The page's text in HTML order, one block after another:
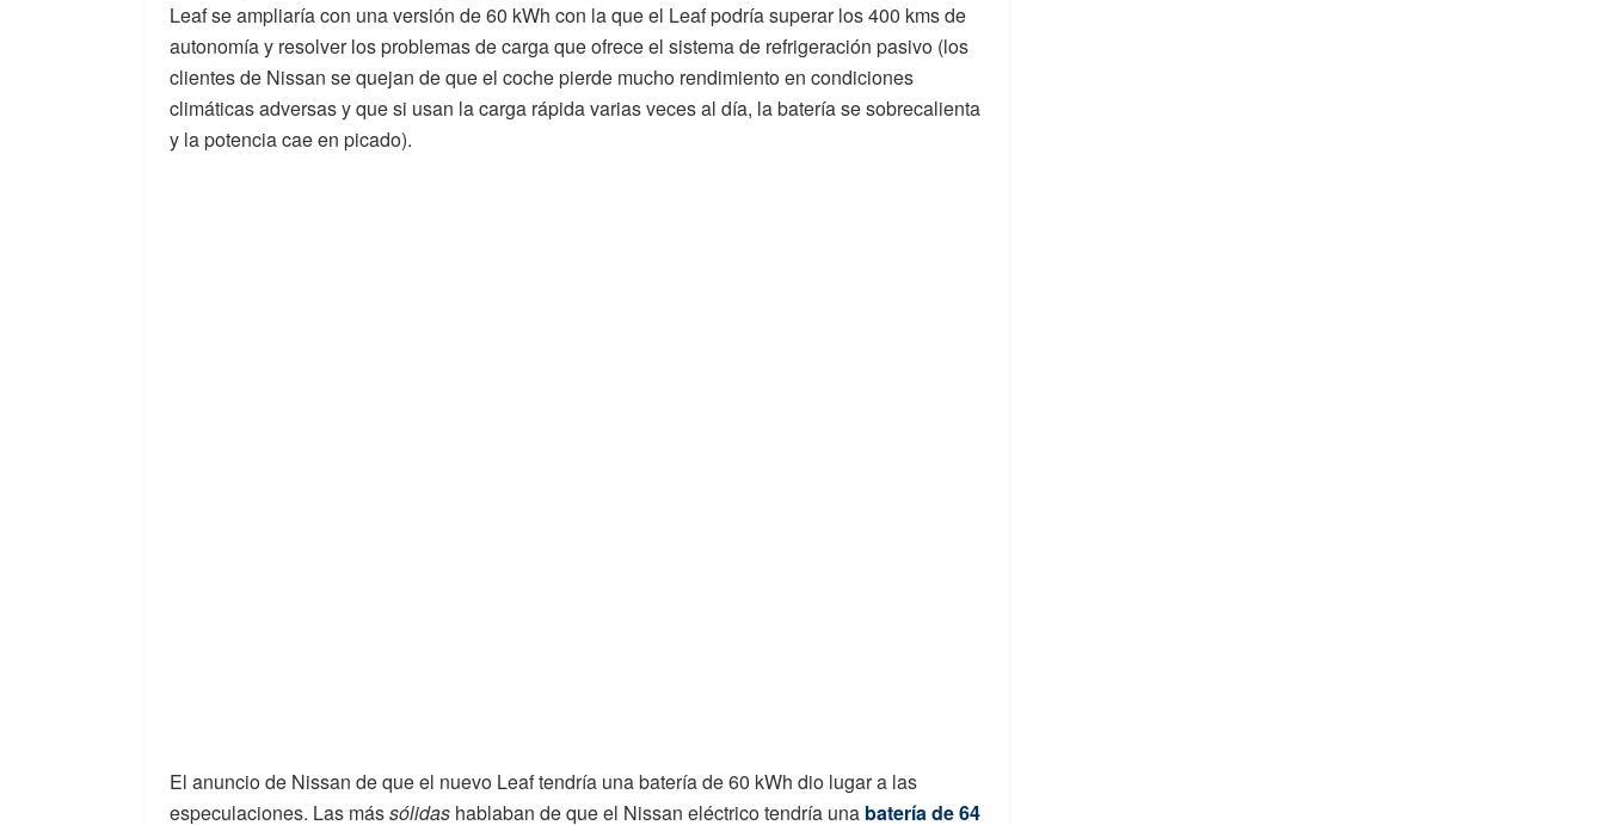
Leaf se ampliaría con una versión de 60 kWh con la que el Leaf podría superar los 400 kms de
autonomía y resolver los problemas de carga que ofrece el sistema de refrigeración pasivo (los
clientes de Nissan se quejan de que el coche pierde mucho rendimiento en condiciones
climáticas adversas y que si usan la carga rápida varias veces al día, la batería se sobrecalienta
y la potencia cae en picado).
El anuncio de Nissan de que el nuevo Leaf tendría una batería de 60 kWh dio lugar a las
especulaciones. Las mássólidas hablaban de que el Nissan eléctrico tendría una batería de 64